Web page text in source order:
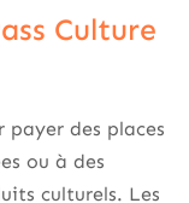
Culture
payer des places
ou à des
culturels. Les